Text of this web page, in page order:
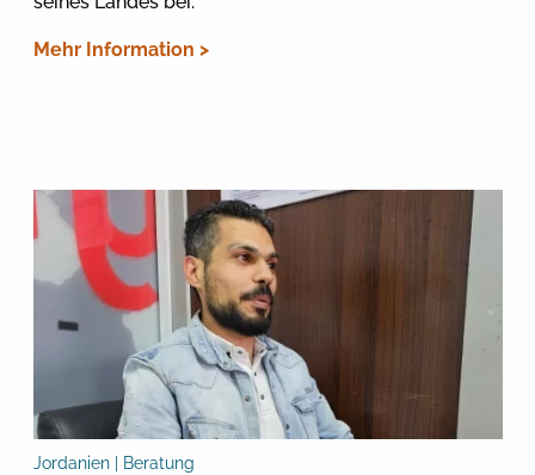
Mehr Information >
Jordanien | Beratung